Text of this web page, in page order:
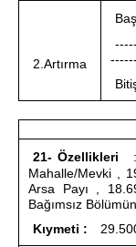
2.Artırma
21- Özellikleri
Mahalle/Mevki ,
Arsa Payı ,
Bağımsız
Kıymeti :